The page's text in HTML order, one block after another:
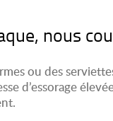
nous
ou des
d’essorage